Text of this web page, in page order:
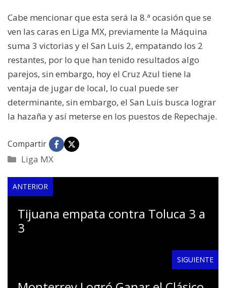
Cabe mencionar que esta será la 8.ª ocasión que se
ven las caras en Liga MX, previamente la Máquina
suma 3 victorias y el San Luis 2, empatando los 2
restantes, por lo que han tenido resultados algo
parejos, sin embargo, hoy el Cruz Azul tiene la
ventaja de jugar de local, lo cual puede ser
determinante, sin embargo, el San Luis busca lograr
la hazaña y así meterse en los puestos de Repechaje.
Compartir
Categorías
Liga MX
ANTERIOR
Tijuana empata contra Toluca 3 a
3
SIGUIENTE